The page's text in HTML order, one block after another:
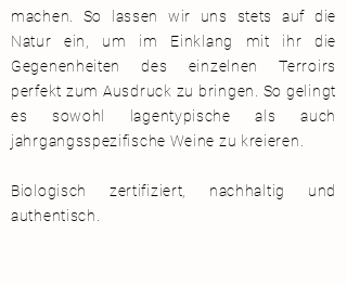
machen. So lassen wir uns stets auf die
Natur ein, um im Einklang mit ihr die
Gegenenheiten des einzelnen Terroirs
perfekt zum Ausdruck zu bringen. So gelingt
es sowohl lagentypische als auch
jahrgangsspezifische Weine zu kreieren.
Biologisch zertifiziert, nachhaltig und
authentisch.